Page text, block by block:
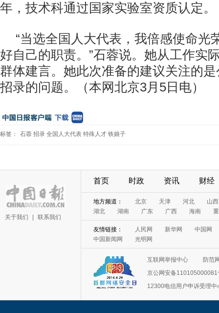
年，技术科通过国家实验室资质认定。
“当选全国人大代表，我倍感使命光
好自己的职责。”石蓉说。她从工作实
群体建言。她此次准备的建议关注的
招录的问题。（本网北京3月5日电）
标签： 石蓉 招录 全国人大代表 特殊人才 铁娘子
关于我们 联系我们
首页 时政 资讯 财经
地方频道： 北京 天津 河北
山西
湖北
湖南 广东 广西 海南
友情链接： 人民网 新华网
中国网
中国新闻网
光明网
互联网举报中心
防范
京公网安备110105000081
12300电信用户申诉受理中